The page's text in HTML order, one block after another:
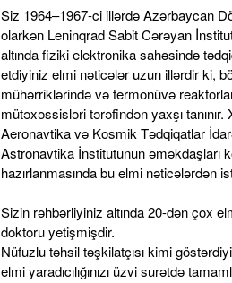
Siz 1964–1967-ci illərdə Azərbaycan
olarkən Leninqrad Sabit Cərəyan
altında fiziki elektronika sahəsində
etdiyiniz elmi nəticələr uzun illərdir ki,
mühərriklərində və termonüvə
mütəxəssisləri tərəfindən yaxşı
Aeronavtika və Kosmik Tədqiqatlar
Astronavtika İnstitutunun əməkdaşları
hazırlanmasında bu elmi nəticələrdən
Sizin rəhbərliyiniz altında 20-dən çox
doktoru yetişmişdir.
Nüfuzlu təhsil təşkilatçısı kimi
elmi yaradıcılığınızı üzvi surətdə